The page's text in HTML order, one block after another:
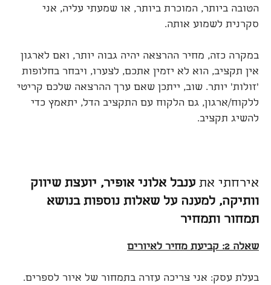
הטובה ביותר, המוכרת ביותר, או שמעתי עליה, אני
סקרנית לשמוע אותה.
במקרה כזה, מחיר ההרצאה יהיה גבוה יותר, ואם לארגון
אין תקציב, הוא לא יזמין אתכם, לצערו, ויבחר בחלופות
'זולות' יותר. שוב, ייתכן שאם ערך ההרצאה שלכם קריטי
ללקוח/ארגון, גם הלקוח עם התקציב הדל, יתאמץ כדי
להשיג תקציב.
אירחתי את ענבל אלוני אופיר, יועצת שיווק
וותיקה, למענה על שאלות נוספות בנושא
תמחור ותמחיר
שאלה 2: קביעת מחיר לאיורים
בעלת עסק: אני צריכה עזרה בתמחור של איור לספרים.